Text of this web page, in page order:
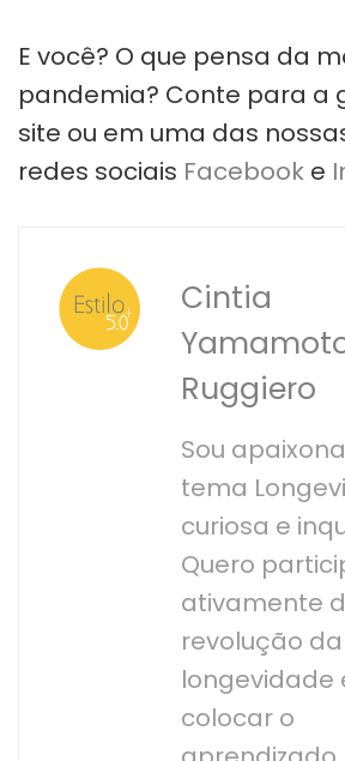
E você? O que pensa da
pandemia? Conte para a
site ou em uma das
redes sociais Facebook e
Cintia
Ruggiero
Sou
tema
curiosa e
Quero
ativamente
revolução da
longevidade
colocar o